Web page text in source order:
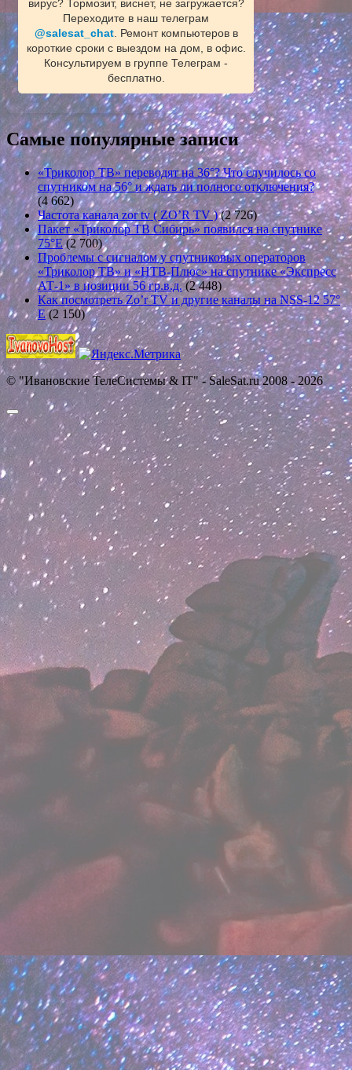
вирус? Тормозит, виснет, не загружается?
Переходите в наш телеграм
@salesat_chat. Ремонт компьютеров в
короткие сроки с выездом на дом, в офис.
Консультируем в группе Телеграм -
бесплатно.
Самые популярные записи
«Триколор ТВ» переводят на 36°? Что случилось со
спутником на 56° и ждать ли полного отключения?
(4 662)
Частота канала zor tv ( ZO’R TV ) (2 726)
Пакет «Триколор ТВ Сибирь» появился на спутнике
75°E (2 700)
Проблемы с сигналом у спутниковых операторов
«Триколор ТВ» и «НТВ-Плюс» на спутнике «Экспресс
АТ-1» в позиции 56 гр.в.д. (2 448)
Как посмотреть Zo’r TV и другие каналы на NSS-12 57°
E (2 150)
© "Ивановские ТелеСистемы & IT" - SaleSat.ru 2008 - 2026
Прокрутить
вверх